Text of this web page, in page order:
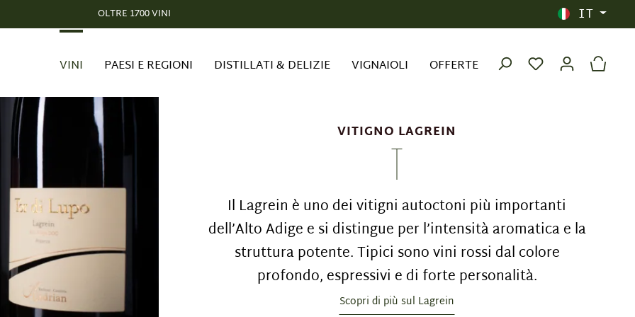
OLTRE 1700 VINI
Il nostro Wine Club: Vini esclusivi. Vantaggi esclusivi. IT
VINI PAESI E REGIONI DISTILLATI & DELIZIE VIGNAIOLI OFFERTE
VITIGNO LAGREIN
Il Lagrein è uno dei vitigni autoctoni più importanti
dell’Alto Adige e si distingue per l’intensità aromatica e la
struttura potente. Tipici sono vini rossi dal colore
profondo, espressivi e di forte personalità.
Scopri di più sul Lagrein